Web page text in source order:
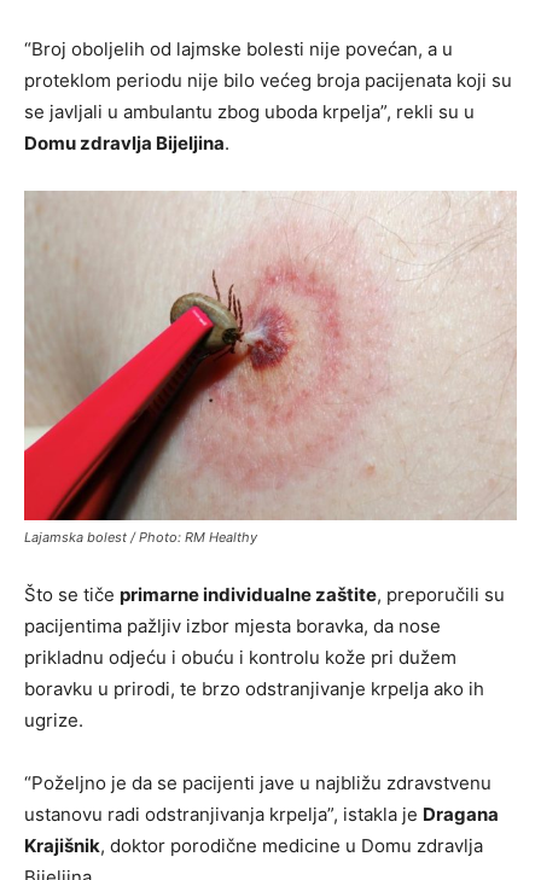
“Broj oboljelih od lajmske bolesti nije povećan, a u
proteklom periodu nije bilo većeg broja pacijenata koji su
se javljali u ambulantu zbog uboda krpelja”, rekli su u
Domu zdravlja Bijeljina.
Lajamska bolest / Photo: RM Healthy
Što se tiče primarne individualne zaštite, preporučili su
pacijentima pažljiv izbor mjesta boravka, da nose
prikladnu odjeću i obuću i kontrolu kože pri dužem
boravku u prirodi, te brzo odstranjivanje krpelja ako ih
ugrize.
“Poželjno je da se pacijenti jave u najbližu zdravstvenu
ustanovu radi odstranjivanja krpelja”, istakla je Dragana
Krajišnik, doktor porodične medicine u Domu zdravlja